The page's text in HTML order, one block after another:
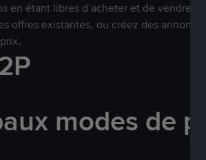
en étant libres d’acheter et de vendre à
offres existantes, ou créez des
modes de